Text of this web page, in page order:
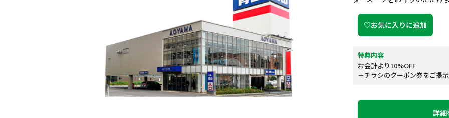
♡お気に入りに追加
特典内容
お会計より10%OFF
＋チラシのクーポン券をご提
詳細